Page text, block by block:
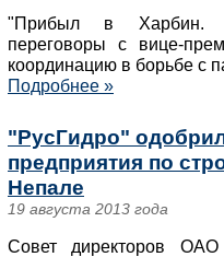
"Прибыл в Харбин.
переговоры с вице-
координацию в борьбе с
Подробнее »
"РусГидро"
предприятия по
Непале
19 августа 2013 года
Совет директоров